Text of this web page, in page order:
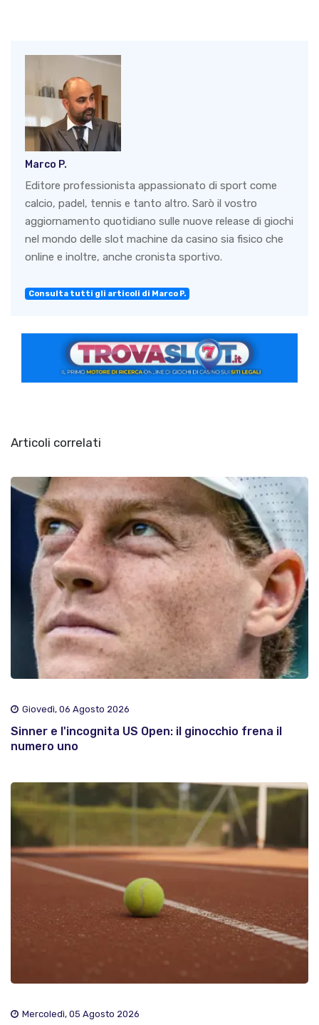
Marco P.
Editore professionista appassionato di sport come
calcio, padel, tennis e tanto altro. Sarò il vostro
aggiornamento quotidiano sulle nuove release di giochi
nel mondo delle slot machine da casino sia fisico che
online e inoltre, anche cronista sportivo.
Consulta tutti gli articoli di Marco P.
Articoli correlati
Giovedì, 06 Agosto 2026
Sinner e l'incognita US Open: il ginocchio frena il
numero uno
Mercoledì, 05 Agosto 2026